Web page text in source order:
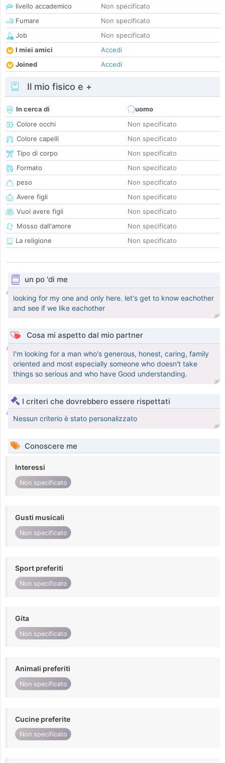
livello accademico
Non specificato
Fumare
Non specificato
Job
Non specificato
I miei amici
Accedi
Joined
Accedi
Il mio fisico e +
In cerca di
uomo
Colore occhi
Non specificato
Colore capelli
Non specificato
Tipo di corpo
Non specificato
Formato
Non specificato
peso
Non specificato
Avere figli
Non specificato
Vuoi avere figli
Non specificato
Mosso dall'amore
Non specificato
La religione
Non specificato
un po 'di me
looking for my one and only here. let's get to know eachother
and see if we like eachother
Cosa mi aspetto dal mio partner
I'm looking for a man who's generous, honest, caring, family
oriented and most especially someone who doesn't take
things so serious and who have Good understanding.
I criteri che dovrebbero essere rispettati
Nessun criterio è stato personalizzato
Conoscere me
Interessi
Non specificato
Gusti musicali
Non specificato
Sport preferiti
Non specificato
Gita
Non specificato
Animali preferiti
Non specificato
Cucine preferite
Non specificato